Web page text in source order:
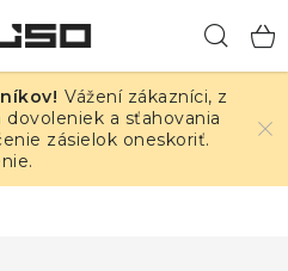
Vážení zákazníci, z
a sťahovania
zásielok oneskoriť.